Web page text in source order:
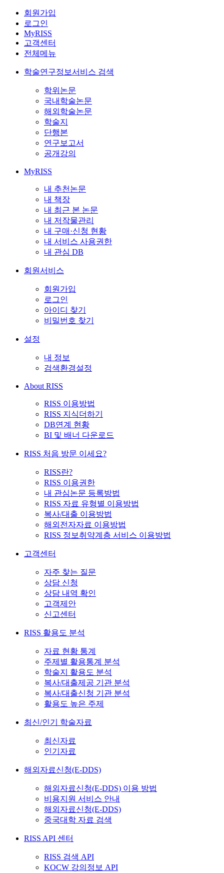
회원가입
로그인
MyRISS
고객센터
전체메뉴
학술연구정보서비스 검색
학위논문
국내학술논문
해외학술논문
학술지
단행본
연구보고서
공개강의
MyRISS
내 추천논문
내 책장
내 최근 본 논문
내 저작물관리
내 구매·신청 현황
내 서비스 사용권한
내 관심 DB
회원서비스
회원가입
로그인
아이디 찾기
비밀번호 찾기
설정
내 정보
검색환경설정
About RISS
RISS 이용방법
RISS 지식더하기
DB연계 현황
BI 및 배너 다운로드
RISS 처음 방문 이세요?
RISS란?
RISS 이용권한
내 관심논문 등록방법
RISS 자료 유형별 이용방법
복사/대출 이용방법
해외전자자료 이용방법
RISS 정보취약계층 서비스 이용방법
고객센터
자주 찾는 질문
상담 신청
상담 내역 확인
고객제안
신고센터
RISS 활용도 분석
자료 현황 통계
주제별 활용통계 분석
학술지 활용도 분석
복사/대출제공 기관 분석
복사/대출신청 기관 분석
활용도 높은 주제
최신/인기 학술자료
최신자료
인기자료
해외자료신청(E-DDS)
해외자료신청(E-DDS) 이용 방법
비용지원 서비스 안내
해외자료신청(E-DDS)
중국대학 자료 검색
RISS API 센터
RISS 검색 API
KOCW 강의정보 API